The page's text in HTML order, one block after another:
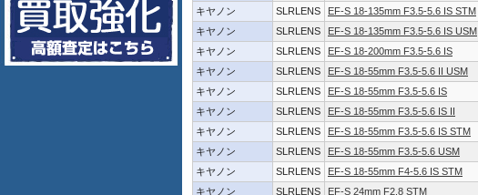
キヤノン
SLRLENS EF-S 18-135mm F3.5-5.6 IS STM
キヤノン
SLRLENS EF-S 18-135mm F3.5-5.6 IS USM
キヤノン
SLRLENS EF-S 18-200mm F3.5-5.6 IS
キヤノン
SLRLENS EF-S 18-55mm F3.5-5.6 II USM
キヤノン
SLRLENS EF-S 18-55mm F3.5-5.6 IS
キヤノン
SLRLENS EF-S 18-55mm F3.5-5.6 IS II
キヤノン
SLRLENS EF-S 18-55mm F3.5-5.6 IS STM
キヤノン
SLRLENS EF-S 18-55mm F3.5-5.6 USM
キヤノン
SLRLENS EF-S 18-55mm F4-5.6 IS STM
キヤノン
SLRLENS EF-S 24mm F2.8 STM